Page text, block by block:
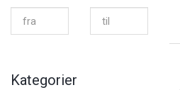
Kategorier